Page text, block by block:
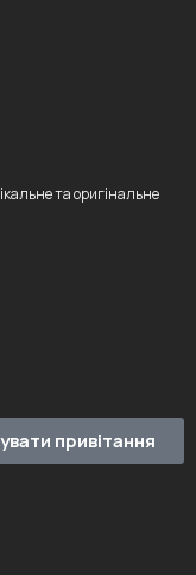
та оригінальне
привітання